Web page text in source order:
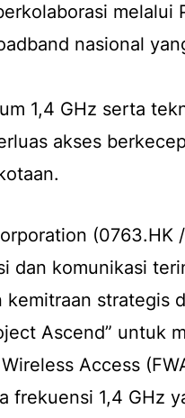
melalui
nasional
1,4 GHz serta
akses
(0763.HK
dan komunikasi
strategis
Ascend” untuk
Access
frekuensi 1,4 GHz